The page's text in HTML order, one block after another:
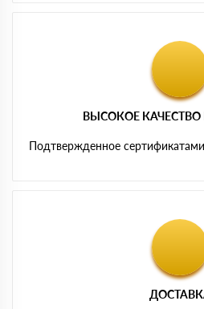
ВЫСОКОЕ
Подтвержденное